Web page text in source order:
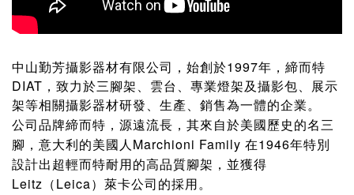
中山勤芳攝影器材有限公司，始創於1997年，締而特
DIAT，致力於三腳架、雲台、專業燈架及攝影包、展示
架等相關攝影器材研發、生產、銷售為一體的企業。
公司品牌締而特，源遠流長，其來自於美國歷史的名三
腳，意大利的美國人Marchioni Family 在1946年特別
設計出超輕而特耐用的高品質腳架，並獲得
Leitz（Leica）萊卡公司的採用。